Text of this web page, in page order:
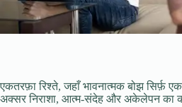
एकतरफ़ा रिश्ते, जहाँ भावनात्मक बोझ सिर्फ़ एक
अक्सर निराशा, आत्म-संदेह और अकेलेपन का